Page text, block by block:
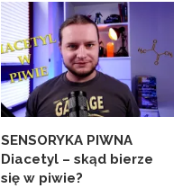
SENSORYKA PIWNA
Diacetyl – skąd bierze
się w piwie?